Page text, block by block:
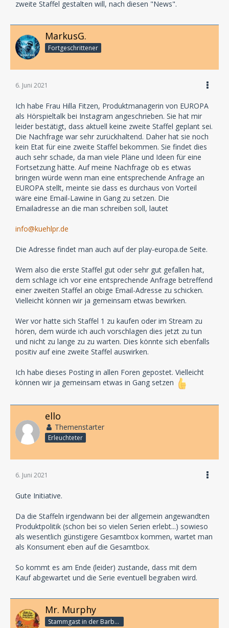
10 Folgen zum Binge-Hearing ist ab dem 13.
Weitere Infos zur Serie gibt es ab dem 2.11. auf
www.hyde-away.de
Sprecher*innen und Produktion
Ireen Lewis: Ulrike Stürzbecher
Tim Selvick: Matthias Lühn
Dr. L. J. Kyle: Kurt Schmidt
Alex Fowler: Viktor Neumann
Britt: Claudia Urbschat-Mingues
uvm.
Buch: Christian Gailus
Redaktion: Hilla Fitzen
Hörspielstudio: STIL Musik & Hörspiele
Regie, Ton und Musik: Christian Hagitte und Simon
Bertling
zweite Staffel gestalten will, nach diesen "News".
MarkusG.
Fortgeschrittener
6. Juni 2021
Ich habe Frau Hilla Fitzen, Produktmanagerin von EUROPA
als Hörspieltalk bei Instagram angeschrieben. Sie hat mir
leider bestätigt, dass aktuell keine zweite Staffel geplant sei.
Die Nachfrage war sehr zurückhaltend. Daher hat sie noch
kein Etat für eine zweite Staffel bekommen. Sie findet dies
auch sehr schade, da man viele Pläne und Ideen für eine
Fortsetzung hätte. Auf meine Nachfrage ob es etwas
bringen würde wenn man eine entsprechende Anfrage an
EUROPA stellt, meinte sie dass es durchaus von Vorteil
wäre eine Email-Lawine in Gang zu setzen. Die
Emailadresse an die man schreiben soll, lautet
info@kuehlpr.de
Die Adresse findet man auch auf der play-europa.de Seite.
Wem also die erste Staffel gut oder sehr gut gefallen hat,
dem schlage ich vor eine entsprechende Anfrage betreffend
einer zweiten Staffel an obige Email-Adresse zu schicken.
Vielleicht können wir ja gemeinsam etwas bewirken.
Wer vor hatte sich Staffel 1 zu kaufen oder im Stream zu
hören, dem würde ich auch vorschlagen dies jetzt zu tun
und nicht zu lange zu zu warten. Dies könnte sich ebenfalls
positiv auf eine zweite Staffel auswirken.
Ich habe dieses Posting in allen Foren gepostet. Vielleicht
können wir ja gemeinsam etwas in Gang setzen
ello
Themenstarter
Erleuchteter
6. Juni 2021
Gute Initiative.
Da die Staffeln irgendwann bei der allgemein angewandten
Produktpolitik (schon bei so vielen Serien erlebt...) sowieso
als wesentlich günstigere Gesamtbox kommen, wartet man
als Konsument eben auf die Gesamtbox.
So kommt es am Ende (leider) zustande, dass mit dem
Kauf abgewartet und die Serie eventuell begraben wird.
Mr. Murphy
Stammgast in der Barbarabar